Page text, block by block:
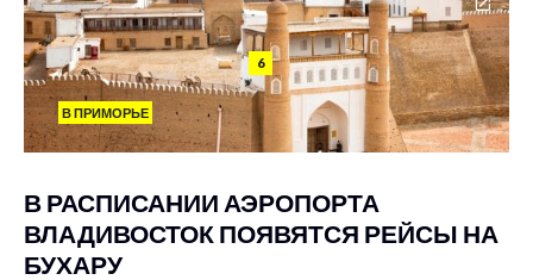
6
В ПРИМОРЬЕ
В РАСПИСАНИИ АЭРОПОРТА
ВЛАДИВОСТОК ПОЯВЯТСЯ РЕЙСЫ НА
БУХАРУ